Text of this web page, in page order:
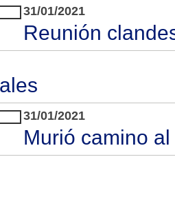
31/01/2021
Reunión
31/01/2021
Murió camino